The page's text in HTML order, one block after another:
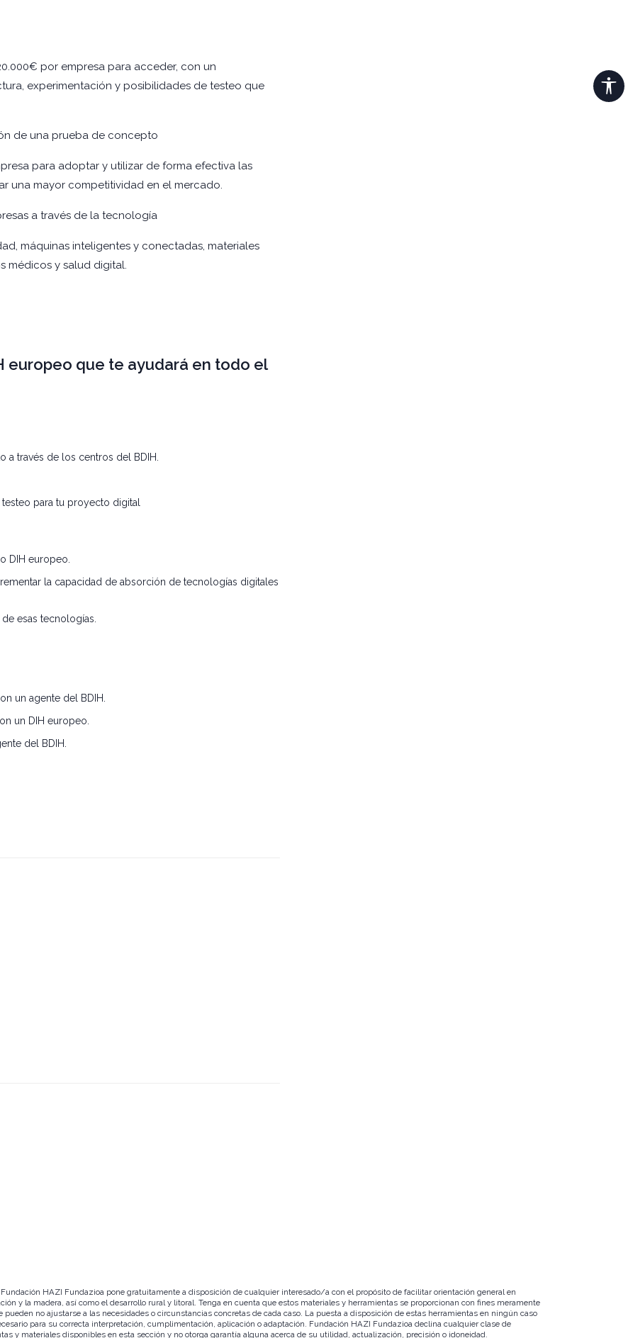
por empresa para acceder, con un
experimentación y posibilidades de testeo que
de una prueba de concepto
para adoptar y utilizar de forma efectiva las
una mayor competitividad en el mercado.
a través de la tecnología
máquinas inteligentes y conectadas, materiales
médicos y salud digital.
europeo que te ayudará en todo el
través de los centros del BDIH.
para tu proyecto digital
DIH europeo.
la capacidad de absorción de tecnologías digitales
esas tecnologías.
un agente del BDIH.
un DIH europeo.
del BDIH.
HAZI Fundazioa pone gratuitamente a disposición de cualquier interesado/a con el propósito de facilitar orientación general en
y la madera, así como el desarrollo rural y litoral. Tenga en cuenta que estos materiales y herramientas se proporcionan con fines meramente
no ajustarse a las necesidades o circunstancias concretas de cada caso. La puesta a disposición de estas herramientas en ningún caso
para su correcta interpretación, cumplimentación, aplicación o adaptación. Fundación HAZI Fundazioa declina cualquier clase de
y materiales disponibles en esta sección y no otorga garantía alguna acerca de su utilidad, actualización, precisión o idoneidad.